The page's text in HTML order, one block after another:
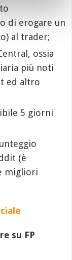
di erogare un
al trader;
ossia
più noti
ed altro
5 giorni
(è
migliori
su FP